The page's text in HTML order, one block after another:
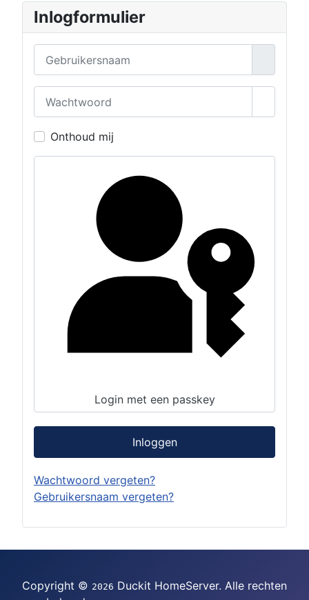
Inlogformulier
Onthoud mij
Login met een passkey
Inloggen
Wachtwoord vergeten?
Gebruikersnaam vergeten?
Copyright © 2026 Duckit HomeServer. Alle rechten